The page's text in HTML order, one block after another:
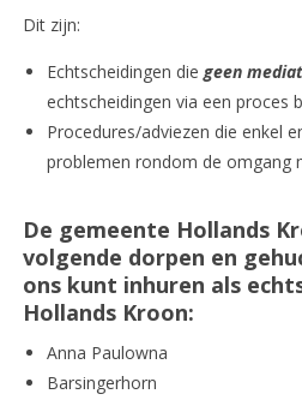
Dit zijn:
Echtscheidingen die geen
echtscheidingen via een proces
Procedures/adviezen die enkel
problemen rondom de omgang
De gemeente Hollands
volgende dorpen en
ons kunt inhuren als
Hollands Kroon:
Anna Paulowna
Barsingerhorn